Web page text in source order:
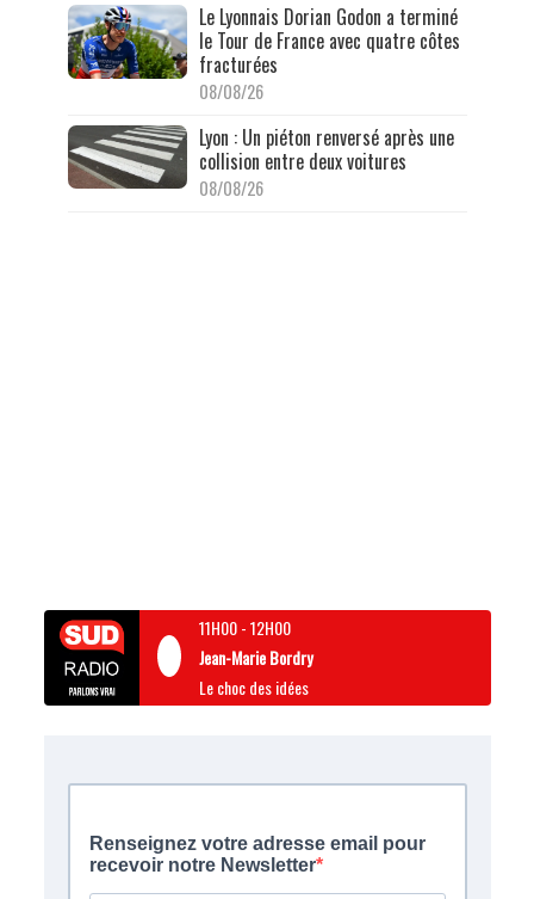
Le Lyonnais Dorian Godon a terminé
le Tour de France avec quatre côtes
fracturées
08/08/26
Lyon : Un piéton renversé après une
collision entre deux voitures
08/08/26
11H00-12H00
Jean-Marie Bordry
Le choc des idées